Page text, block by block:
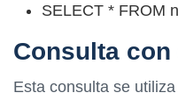
SELECT * FROM
Consulta
Esta consulta se